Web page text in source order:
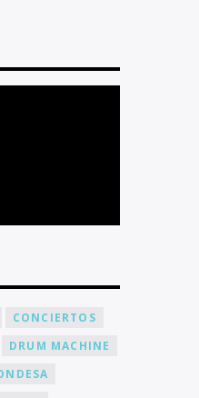
CONCIERTOS
DRUM MACHINE